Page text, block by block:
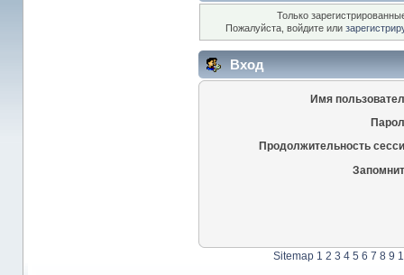
Только
Пожалуйста, войдите или
Вход
Имя
Продолжительность
Sitemap 1 2 3 4 5 6 7 8 9